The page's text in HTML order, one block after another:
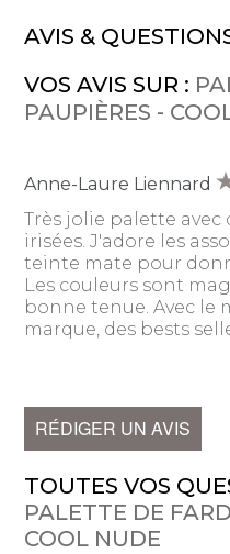
AVIS &
VOS AVIS SUR :
PAUPIÈRES -
Anne-Laure Liennard
Très jolie palette avec
irisées. J'adore les
teinte mate pour
Les couleurs sont
bonne tenue. Avec le
marque, des bests
RÉDIGER UN AVIS
TOUTES VOS
PALETTE DE
COOL NUDE